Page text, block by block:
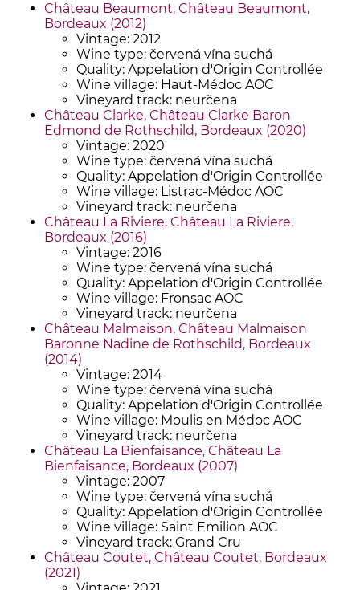
Château Beaumont, Château Beaumont,
Bordeaux (2012)
Vintage: 2012
Wine type: červená vína suchá
Quality: Appelation d'Origin Controllée
Wine village: Haut-Médoc AOC
Vineyard track: neurčena
Château Clarke, Château Clarke Baron
Edmond de Rothschild, Bordeaux (2020)
Vintage: 2020
Wine type: červená vína suchá
Quality: Appelation d'Origin Controllée
Wine village: Listrac-Médoc AOC
Vineyard track: neurčena
Château La Riviere, Château La Riviere,
Bordeaux (2016)
Vintage: 2016
Wine type: červená vína suchá
Quality: Appelation d'Origin Controllée
Wine village: Fronsac AOC
Vineyard track: neurčena
Château Malmaison, Château Malmaison
Baronne Nadine de Rothschild, Bordeaux
(2014)
Vintage: 2014
Wine type: červená vína suchá
Quality: Appelation d'Origin Controllée
Wine village: Moulis en Médoc AOC
Vineyard track: neurčena
Château La Bienfaisance, Château La
Bienfaisance, Bordeaux (2007)
Vintage: 2007
Wine type: červená vína suchá
Quality: Appelation d'Origin Controllée
Wine village: Saint Emilion AOC
Vineyard track: Grand Cru
Château Coutet, Château Coutet, Bordeaux
(2021)